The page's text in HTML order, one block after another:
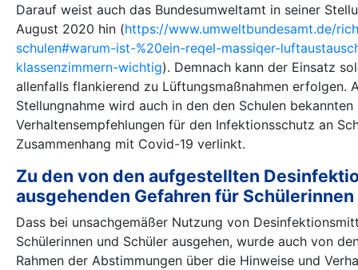
Darauf weist auch das Bundesumweltamt in seiner
August 2020 hin (https://www.umweltbundesamt.de/
schulen#warum-ist-%20ein-reqel-massiqer-
klassenzimmern-wichtig). Demnach kann der Einsatz
allenfalls flankierend zu Lüftungsmaßnahmen erfolgen.
Stellungnahme wird auch in den den Schulen bekannten
Verhaltensempfehlungen für den Infektionsschutz an
Zusammenhang mit Covid-19 verlinkt.
Zu den von den aufgestellten
ausgehenden Gefahren für
Dass bei unsachgemäßer Nutzung von
Schülerinnen und Schüler ausgehen, wurde auch von
Rahmen der Abstimmungen über die Hinweise und